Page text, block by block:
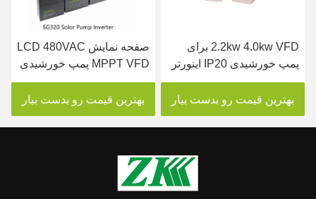
2.2kw 4.0kw VFD برای
پمپ خورشیدی IP20 اینورتر
پمپ خورشیدی سه فاز
بهترین قیمت رو بدست بیار
صفحه نمایش LCD 480VAC
MPPT VFD پمپ خورشیدی
اینورتر GPRS کنترل از راه
دور
بهترین قیمت رو بدست بیار